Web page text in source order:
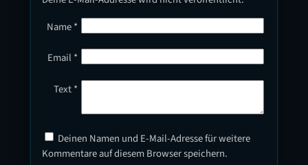
Name*
Email *
Text*
Deinen Namen und E-Mail-Adresse für weitere
Kommentare auf diesem Browser speichern.